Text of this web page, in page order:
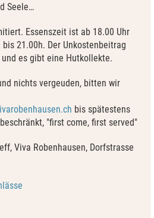
Seele…
Essenszeit ist ab 18.00 Uhr
21.00h. Der Unkostenbeitrag
es gibt eine Hutkollekte.
nichts vergeuden, bitten wir
bis spätestens
"first come, first served"
Viva Robenhausen, Dorfstrasse